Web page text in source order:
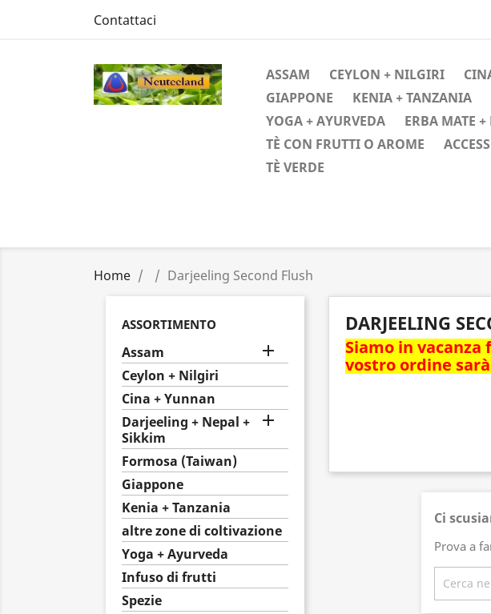
Contattaci
ASSAM CEYLON + NILGIRI
GIAPPONE
KENIA + TANZANIA
YOGA + AYURVEDA
ERBA MATE
TÈ CON FRUTTI O AROME
TÈ VERDE
Home Darjeeling Second Flush
ASSORTIMENTO
Assam 
Ceylon + Nilgiri
Cina + Yunnan
Darjeeling + Nepal +
Sikkim

Formosa (Taiwan)
Giappone
Kenia + Tanzania
altre zone di coltivazione
Yoga + Ayurveda
Infuso di frutti
Spezie
DARJEELING
Siamo in
vostro ordine
Ci
Prova a